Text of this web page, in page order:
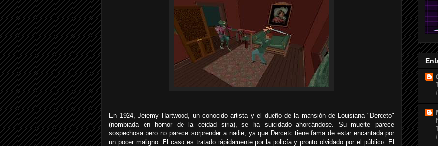
En 1924, Jeremy Hartwood, un conocido artista y el dueño de la mansión de Louisiana "Derceto"
(nombrada en hornor de la deidad siria), se ha suicidado ahorcándose. Su muerte parece
sospechosa pero no parece sorprender a nadie, ya que Derceto tiene fama de estar encantada por
un poder maligno. El caso es tratado rápidamente por la policía y pronto olvidado por el público. El